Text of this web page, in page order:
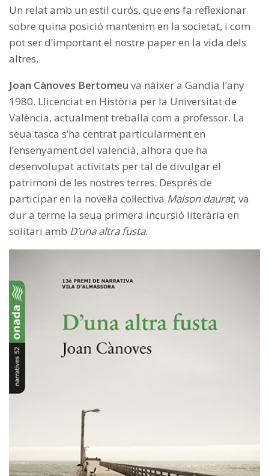
Un relat amb un estil curós, que ens fa reflexionar
sobre quina posició mantenim en la societat, i com
pot ser d’important el nostre paper en la vida dels
altres.
Joan Cànoves Bertomeu va nàixer a Gandia l’any
1980. Llicenciat en Història per la Universitat de
València, actualment treballa com a professor. La
seua tasca s’ha centrat particularment en
l’ensenyament del valencià, alhora que ha
desenvolupat activitats per tal de divulgar el
patrimoni de les nostres terres. Després de
participar en la novel·la col·lectiva Malson daurat, va
dur a terme la seua primera incursió literària en
solitari amb D’una altra fusta.